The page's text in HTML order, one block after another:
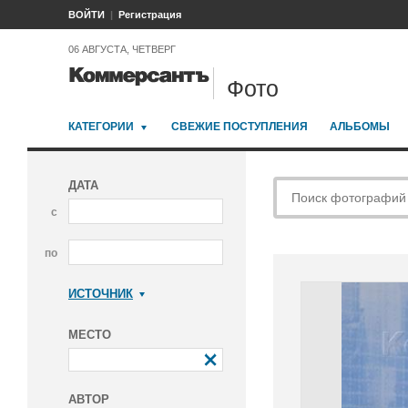
ВОЙТИ Регистрация
06 АВГУСТА, ЧЕТВЕРГ
Фото
КАТЕГОРИИ СВЕЖИЕ ПОСТУПЛЕНИЯ АЛЬБОМЫ
ДАТА
с
по
ИСТОЧНИК
МЕСТО
АВТОР